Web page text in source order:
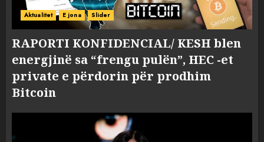
Aktualitet E jona Slider
RAPORTI KONFIDENCIAL/ KESH blen
energjinë sa “frengu pulën”, HEC -et
private e përdorin për prodhim
Bitcoin